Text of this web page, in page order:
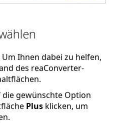
Ihnen dabei zu helfen,
des reaConverter-
gewünschte Option
Plus klicken, um